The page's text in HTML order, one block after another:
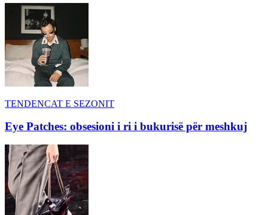
TENDENCAT E SEZONIT
Eye Patches: obsesioni i ri i bukurisë për meshkuj